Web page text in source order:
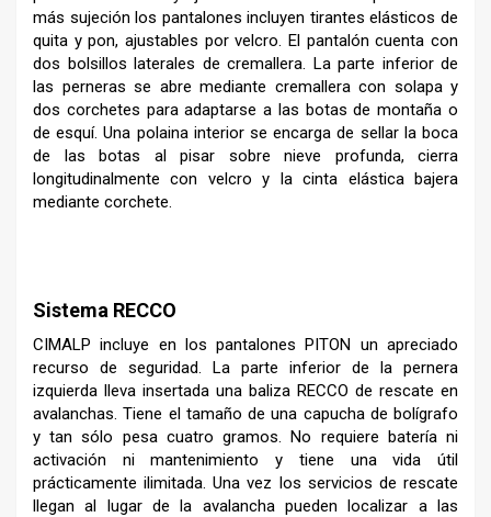
más sujeción los pantalones incluyen tirantes elásticos de
quita y pon, ajustables por velcro. El pantalón cuenta con
dos bolsillos laterales de cremallera. La parte inferior de
las perneras se abre mediante cremallera con solapa y
dos corchetes para adaptarse a las botas de montaña o
de esquí. Una polaina interior se encarga de sellar la boca
de las botas al pisar sobre nieve profunda, cierra
longitudinalmente con velcro y la cinta elástica bajera
mediante corchete.
Sistema RECCO
CIMALP incluye en los pantalones PITON un apreciado
recurso de seguridad. La parte inferior de la pernera
izquierda lleva insertada una baliza RECCO de rescate en
avalanchas. Tiene el tamaño de una capucha de bolígrafo
y tan sólo pesa cuatro gramos. No requiere batería ni
activación ni mantenimiento y tiene una vida útil
prácticamente ilimitada. Una vez los servicios de rescate
llegan al lugar de la avalancha pueden localizar a las